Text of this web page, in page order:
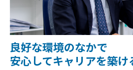
良好な環境のなかで
安心してキャリアを築け